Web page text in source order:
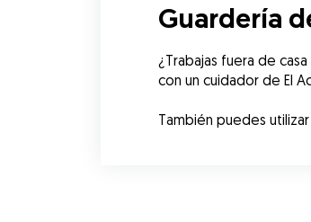
Guardería
¿Trabajas fuera de
con un cuidador de El
También puedes